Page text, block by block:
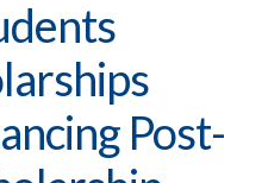
Post-